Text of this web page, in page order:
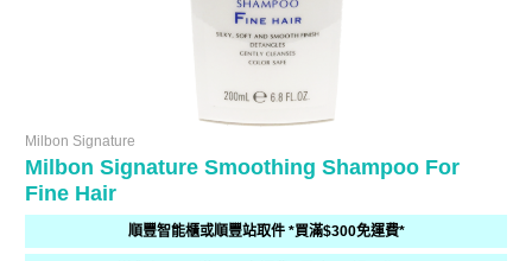
Milbon Signature
Milbon Signature Smoothing Shampoo For
Fine Hair
順豐智能櫃或順豐站取件 *買滿$300免運費*